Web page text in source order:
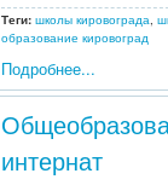
Теги: школы кировограда
образование кировоград
Подробнее...
интернат